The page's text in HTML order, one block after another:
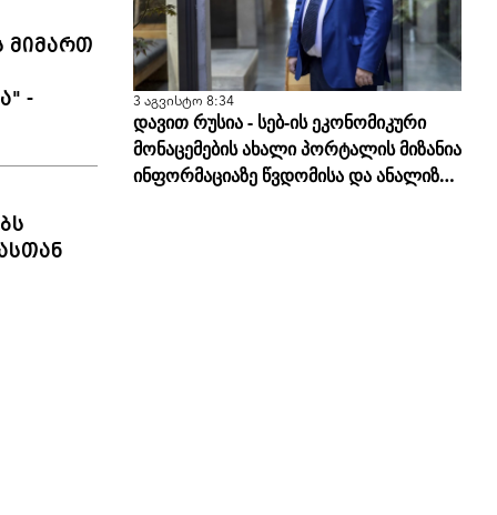
მიმართ
- 3 აგვისტო 8:34
დავით რუსია - სებ-ის ეკონომიკური
მონაცემების ახალი პორტალის მიზანია
ინფორმაციაზე წვდომისა და ანალიზის